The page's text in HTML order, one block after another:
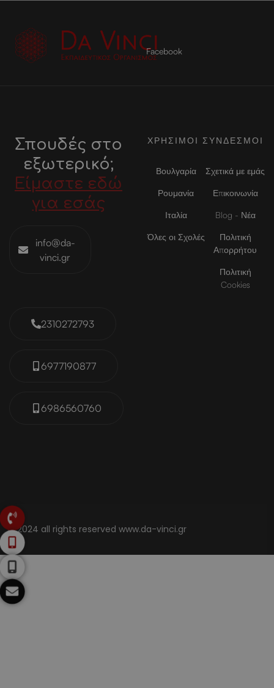
Facebook
Σπουδές στο
εξωτερικό;
Είμαστε εδώ
για εσάς
info@da-
vinci.gr
2310272793
6977190877
6986560760
ΧΡΗΣΙΜΟΙ ΣΥΝΔΕΣΜΟΙ
Βουλγαρία
Ρουμανία
Ιταλία
Όλες οι Σχολές
Σχετικά με εμάς
Επικοινωνία
Blog - Νέα
Πολιτική
Απορρήτου
Πολιτική
Cookies
© 2024 all rights reserved www.da-vinci.gr